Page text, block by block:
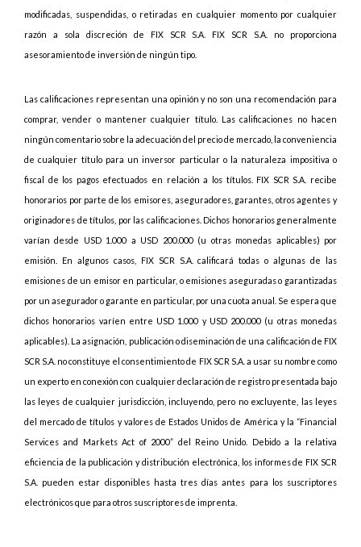
modificadas, suspendidas, o retiradas en cualquier momento por cualquier
razón a sola discreción de FIX SCR S.A. FIX SCR S.A. no proporciona
asesoramiento de inversión de ningún tipo.
Las calificaciones representan una opinión y no son una recomendación para
comprar, vender o mantener cualquier título. Las calificaciones no hacen
ningún comentario sobre la adecuación del precio de mercado, la conveniencia
de cualquier título para un inversor particular o la naturaleza impositiva o
fiscal de los pagos efectuados en relación a los títulos. FIX SCR S.A. recibe
honorarios por parte de los emisores, aseguradores, garantes, otros agentes y
originadores de títulos, por las calificaciones. Dichos honorarios generalmente
varían desde USD 1.000 a USD 200.000 (u otras monedas aplicables) por
emisión. En algunos casos, FIX SCR S.A. calificará todas o algunas de las
emisiones de un emisor en particular, o emisiones aseguradas o garantizadas
por un asegurador o garante en particular, por una cuota anual. Se espera que
dichos honorarios varíen entre USD 1.000 y USD 200.000 (u otras monedas
aplicables). La asignación, publicación o diseminación de una calificación de FIX
SCR S.A. no constituye el consentimiento de FIX SCR S.A. a usar su nombre como
un experto en conexión con cualquier declaración de registro presentada bajo
las leyes de cualquier jurisdicción, incluyendo, pero no excluyente, las leyes
del mercado de títulos y valores de Estados Unidos de América y la “Financial
Services and Markets Act of 2000” del Reino Unido. Debido a la relativa
eficiencia de la publicación y distribución electrónica, los informes de FIX SCR
S.A. pueden estar disponibles hasta tres días antes para los suscriptores
electrónicos que para otros suscriptores de imprenta.